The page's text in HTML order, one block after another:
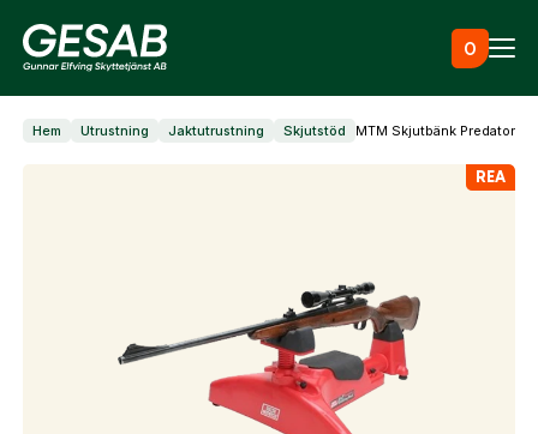
0
Ammunition
Jaktkläder & skor
Hem Utrustning Jaktutrustning Skjutstöd MTM Skjutbänk Predator
REA